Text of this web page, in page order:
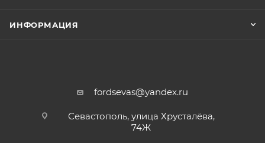
ИНФОРМАЦИЯ
fordsevas@yandex.ru
Севастополь, улица Хрусталёва,
74Ж